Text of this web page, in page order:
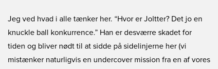
Jeg ved hvad i alle tænker her. “Hvor er Joltter? Det jo en
knuckle ball konkurrence.” Han er desværre skadet for
tiden og bliver nødt til at sidde på sidelinjerne her (vi
mistænker naturligvis en undercover mission fra en af vores